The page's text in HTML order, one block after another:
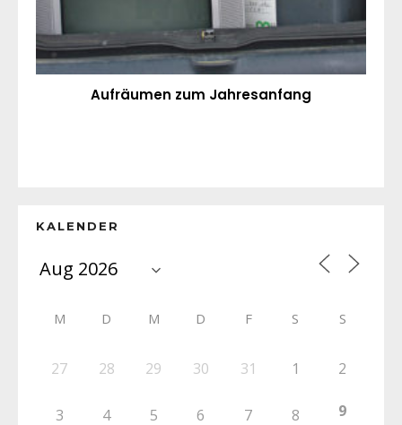
Aufräumen zum Jahresanfang
KALENDER
M D M D F S S
27 28 29 30 31 1 2
3 4 5 6 7 8 9